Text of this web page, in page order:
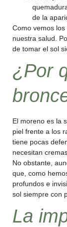
de la
Como vemos
nuestra salud.
de tomar el sol
¿Por
El moreno es la
piel frente a los
tiene pocas
necesitan
No obstante,
que, como
profundos e
sol siempre con
La